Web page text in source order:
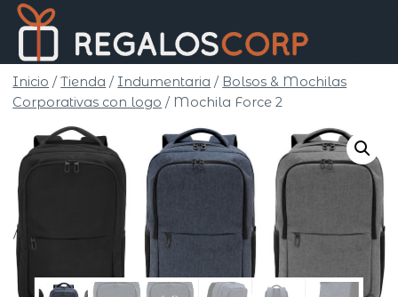
Saltar
contenido
Inicio / Tienda / Indumentaria / Bolsos & Mochilas
Corporativas con logo / Mochila Force 2